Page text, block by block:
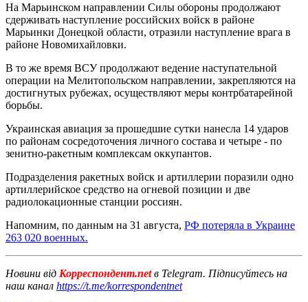
На Марьинском направлении Силы обороны продолжают
сдерживать наступление российских войск в районе
Марьинки Донецкой области, отразили наступление врага в
районе Новомихайловки.
В то же время ВСУ продолжают ведение наступательной
операции на Мелитопольском направлении, закрепляются на
достигнутых рубежах, осуществляют меры контрбатарейной
борьбы.
Украинская авиация за прошедшие сутки нанесла 14 ударов
по районам сосредоточения личного состава и четыре - по
зенитно-ракетным комплексам оккупантов.
Подразделения ракетных войск и артиллерии поразили одно
артиллерийское средство на огневой позиции и две
радиолокационные станции россиян.
Напомним, по данным на 31 августа, РФ потеряла в Украине
263 020 военных.
Новини від Корреспондент.netв Telegram. Підписуйтесь на
наш канал https://t.me/korrespondentnet